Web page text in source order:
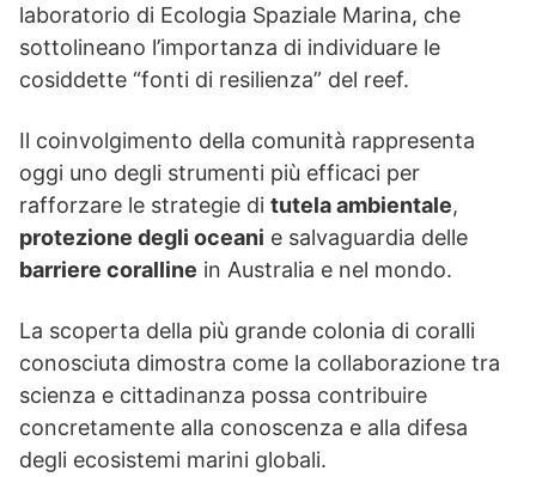
laboratorio di Ecologia Spaziale Marina, che
sottolineano l’importanza di individuare le
cosiddette “fonti di resilienza” del reef.
Il coinvolgimento della comunità rappresenta
oggi uno degli strumenti più efficaci per
rafforzare le strategie di tutela ambientale,
protezione degli oceani e salvaguardia delle
barriere coralline in Australia e nel mondo.
La scoperta della più grande colonia di coralli
conosciuta dimostra come la collaborazione tra
scienza e cittadinanza possa contribuire
concretamente alla conoscenza e alla difesa
degli ecosistemi marini globali.